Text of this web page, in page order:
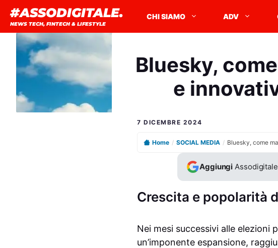
contenuto
#ASSODIGITALE.
NEWS TECH, FINTECH & LIFESTYLE
CHI SIAMO ADV
Bluesky,
e
7 DICEMBRE 2024
Home / SOCIAL MEDIA /
Aggiungi
Crescita e popolarità
Nei mesi successivi alle elezioni
un’imponente espansione,